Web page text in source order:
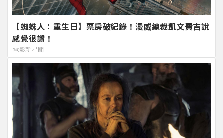
【蜘蛛人：重生日】票房破紀錄！漫威總裁凱文費吉說
感覺很讚！
電影新星聞